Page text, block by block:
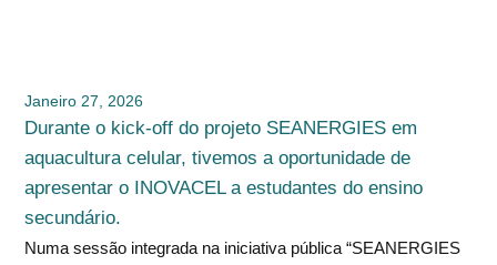
Janeiro 27, 2026
Durante o kick-off do projeto SEANERGIES em
aquacultura celular, tivemos a oportunidade de
apresentar o INOVACEL a estudantes do ensino
secundário.
Numa sessão integrada na iniciativa pública “SEANERGIES